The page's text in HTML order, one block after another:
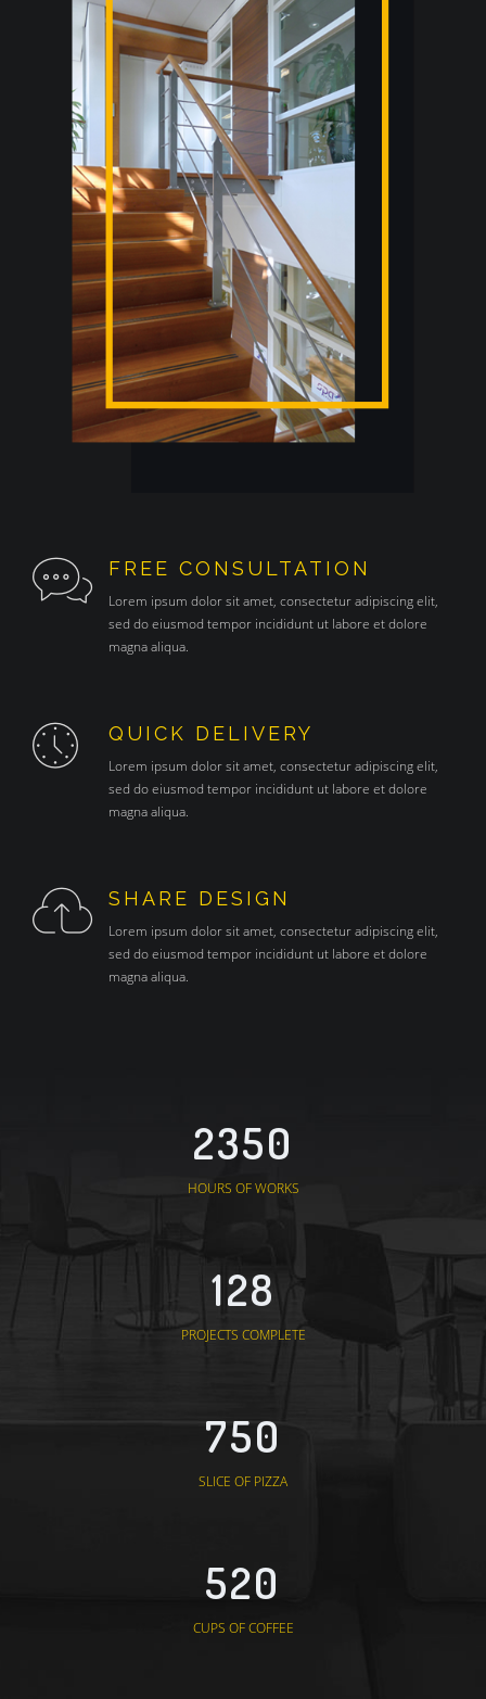
FREE CONSULTATION
Lorem ipsum dolor sit amet, consectetur adipiscing elit,
sed do eiusmod tempor incididunt ut labore et dolore
magna aliqua.
QUICK DELIVERY
Lorem ipsum dolor sit amet, consectetur adipiscing elit,
sed do eiusmod tempor incididunt ut labore et dolore
magna aliqua.
SHARE DESIGN
Lorem ipsum dolor sit amet, consectetur adipiscing elit,
sed do eiusmod tempor incididunt ut labore et dolore
magna aliqua.
2350
HOURS OF WORKS
128
PROJECTS COMPLETE
750
SLICE OF PIZZA
520
CUPS OF COFFEE